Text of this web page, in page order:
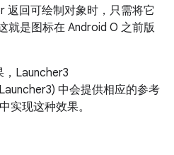
返回可绘制对象时，只需将它
就是图标在 Android O 之前版
Launcher3
中会提供相应的参考
实现这种效果。